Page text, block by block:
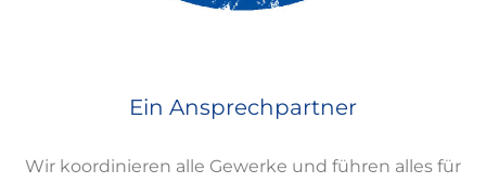
Ein Ansprechpartner
Wir koordinieren alle Gewerke und führen alles für